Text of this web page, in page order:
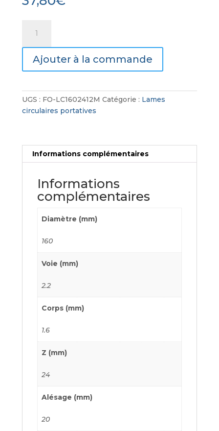
Lame
Circulaire
Carbure
pour
bois
et
Ajouter à la commande
UGS : FO-LC1602412M Catégorie : Lames
circulaires portatives
Informations complémentaires
Informations
complémentaires
Diamètre (mm)
160
Voie (mm)
2.2
Corps (mm)
1.6
Z (mm)
24
Alésage (mm)
20